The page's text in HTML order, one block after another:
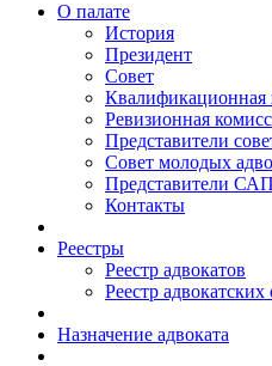
О палате
История
Президент
Совет
Квалификационная
Ревизионная
Представители
Совет молодых
Представители
Контакты
Реестры
Реестр адвокатов
Реестр адвокатских
Назначение адвоката